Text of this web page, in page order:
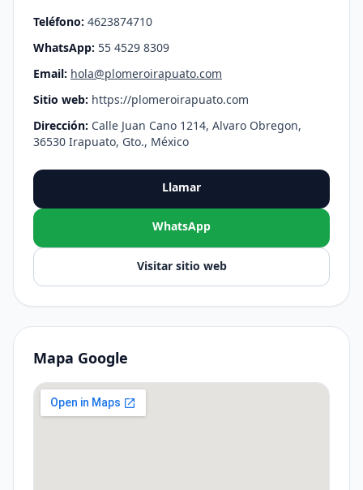
Teléfono: 4623874710
WhatsApp: 55 4529 8309
Email: hola@plomeroirapuato.com
Sitio web: https://plomeroirapuato.com
Dirección: Calle Juan Cano 1214, Alvaro Obregon,
36530 Irapuato, Gto., México
Llamar
WhatsApp
Visitar sitio web
Mapa Google